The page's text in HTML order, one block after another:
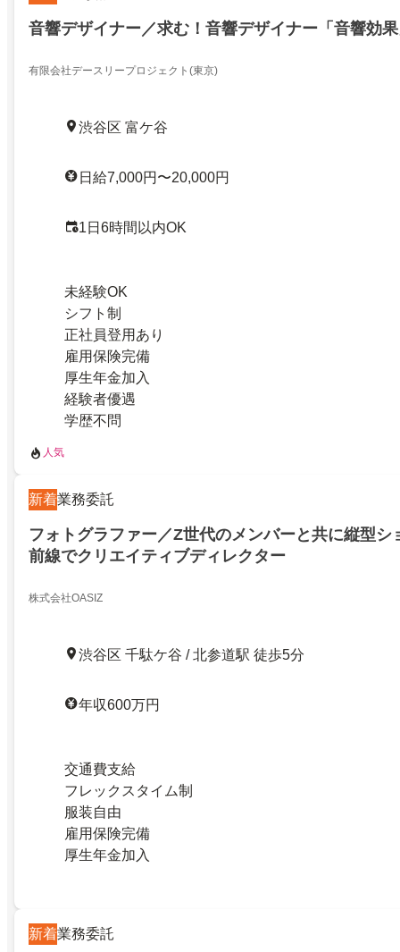
音響デザイナー／求む！音響デザイナー「音響効
有限会社デースリープロジェクト(東京)
渋谷区 富ケ谷
日給7,000円〜20,000円
1日6時間以内OK
未経験OK
シフト制
正社員登用あり
雇用保険完備
厚生年金加入
経験者優遇
学歴不問
人気
新着業務委託
フォトグラファー／Z世代のメンバーと共に縦型シ
前線でクリエイティブディレクター
株式会社OASIZ
渋谷区 千駄ケ谷 / 北参道駅 徒歩5分
年収600万円
交通費支給
フレックスタイム制
服装自由
雇用保険完備
厚生年金加入
新着業務委託